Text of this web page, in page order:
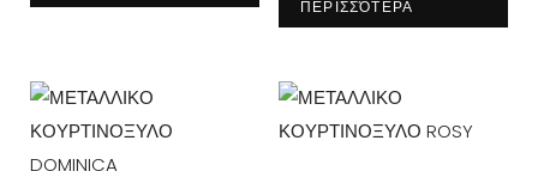
ΠΕΡΙΣΣΌΤΕΡΑ